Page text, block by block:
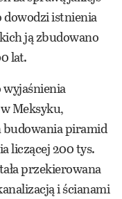
dowodzi istnienia
ją zbudowano
lat.
Meksyku,
piramid
liczącej 200 tys.
przekierowana
i ścianami